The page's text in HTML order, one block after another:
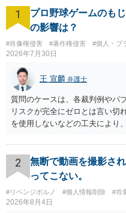
1
プロ野球ゲームのも
の影響は？
#肖像権侵害 #著作権侵害 #個人・プ
2026年7月30日
王 宣麟 弁護士
質問のケースは、各裁判例やパ
リスクが完全にゼロとは言い切
を使用しないなどの工夫により
推測できる」という点は、裁判
利用を目的とする」と判断さ
です。 また、広告収益の有無
性がありますが、決定的要因で
成否は、主に「専ら顧客吸引力
断されます。広告収益があるこ
2
無断で動画を撮影さ
ってこない。
#リベンジポルノ #個人情報削除 #肖
2026年8月4日